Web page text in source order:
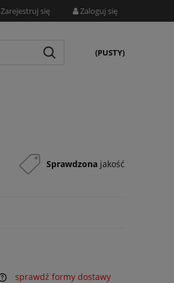
Zarejestruj się Zaloguj się
(PUSTY)
Sprawdzona jakość
sprawdź formy dostawy